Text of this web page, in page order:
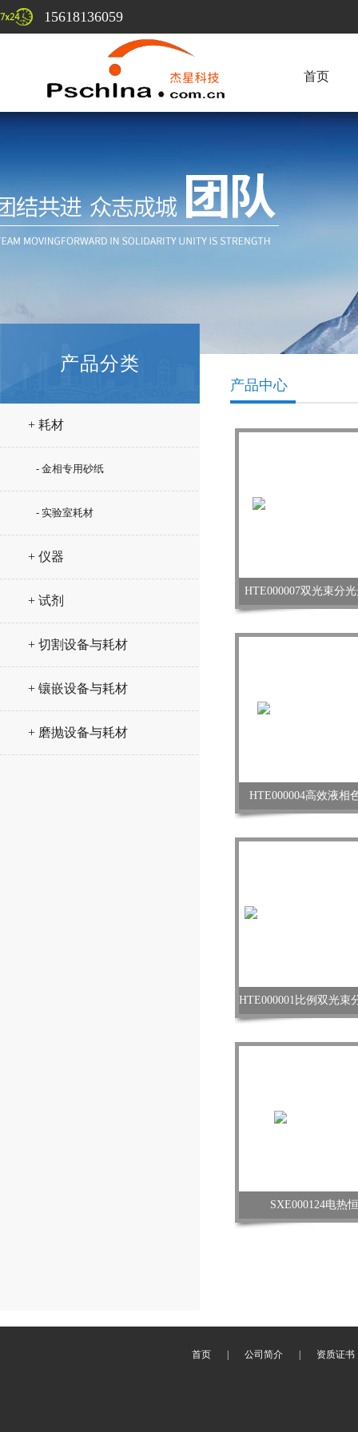
15618136059
首页
产品分类
+ 耗材
- 金相专用砂纸
- 实验室耗材
+ 仪器
+ 试剂
+ 切割设备与耗材
+ 镶嵌设备与耗材
+ 磨抛设备与耗材
产品中心
HTE000007双光束分
HTE000004高效液相
SXE000124电热
首页 公司简介 资质证书